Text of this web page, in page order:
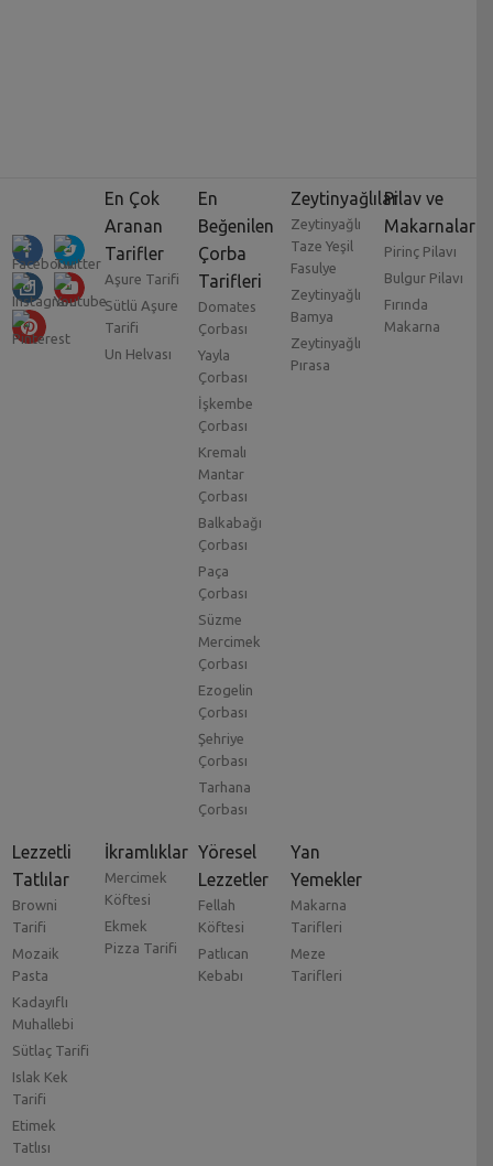
En Çok
Aranan
Tarifler
Aşure Tarifi
Sütlü Aşure
Tarifi
Un Helvası
En
Beğenilen
Çorba
Tarifleri
Domates
Çorbası
Yayla
Çorbası
İşkembe
Çorbası
Kremalı
Mantar
Çorbası
Balkabağı
Çorbası
Paça
Çorbası
Süzme
Mercimek
Çorbası
Ezogelin
Çorbası
Şehriye
Çorbası
Tarhana
Çorbası
Zeytinyağlılar
Zeytinyağlı
Taze Yeşil
Fasulye
Zeytinyağlı
Bamya
Zeytinyağlı
Pırasa
Pilav ve
Makarnalar
Pirinç Pilavı
Bulgur Pilavı
Fırında
Makarna
Lezzetli
Tatlılar
Browni
Tarifi
Mozaik
Pasta
Kadayıflı
Muhallebi
Sütlaç Tarifi
Islak Kek
Tarifi
Etimek
Tatlısı
İkramlıklar
Mercimek
Köftesi
Ekmek
Pizza Tarifi
Yöresel
Lezzetler
Fellah
Köftesi
Patlıcan
Kebabı
Yan
Yemekler
Makarna
Tarifleri
Meze
Tarifleri